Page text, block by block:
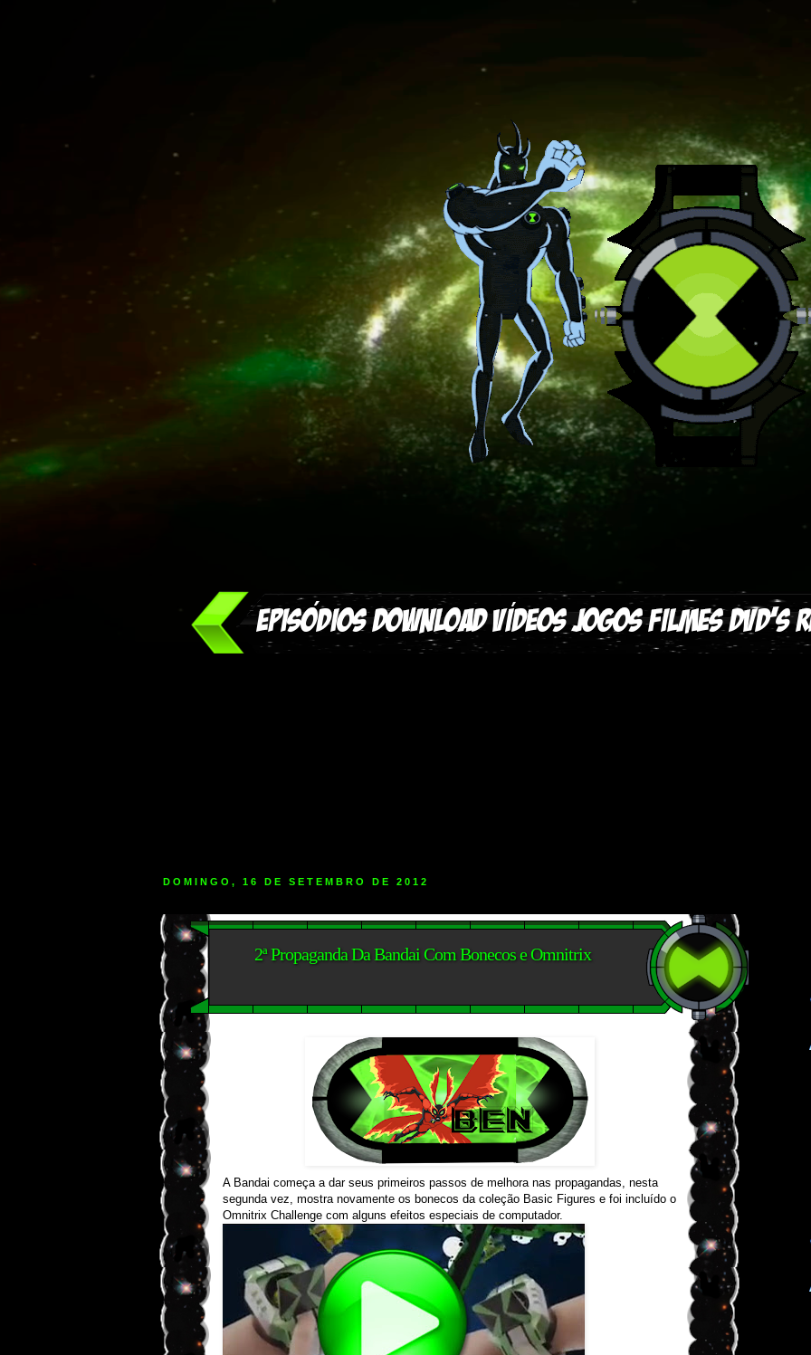
DOMINGO, 16 DE SETEMBRO DE 2012
2ª Propaganda Da Bandai Com Bonecos e Omnitrix
A Bandai começa a dar seus primeiros passos de melhora nas propagandas, nesta
segunda vez, mostra novamente os bonecos da coleção Basic Figures e foi incluído o
Omnitrix Challenge com alguns efeitos especiais de computador.